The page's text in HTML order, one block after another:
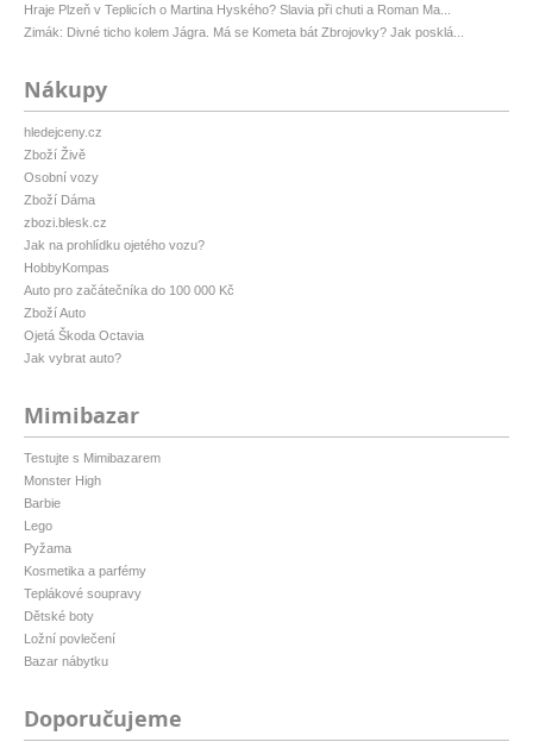
Hraje Plzeň v Teplicích o Martina Hyského? Slavia při chuti a Roman Ma...
Zimák: Divné ticho kolem Jágra. Má se Kometa bát Zbrojovky? Jak posklá...
Nákupy
hledejceny.cz
Zboží Živě
Osobní vozy
Zboží Dáma
zbozi.blesk.cz
Jak na prohlídku ojetého vozu?
HobbyKompas
Auto pro začátečníka do 100 000 Kč
Zboží Auto
Ojetá Škoda Octavia
Jak vybrat auto?
Mimibazar
Testujte s Mimibazarem
Monster High
Barbie
Lego
Pyžama
Kosmetika a parfémy
Teplákové soupravy
Dětské boty
Ložní povlečení
Bazar nábytku
Doporučujeme